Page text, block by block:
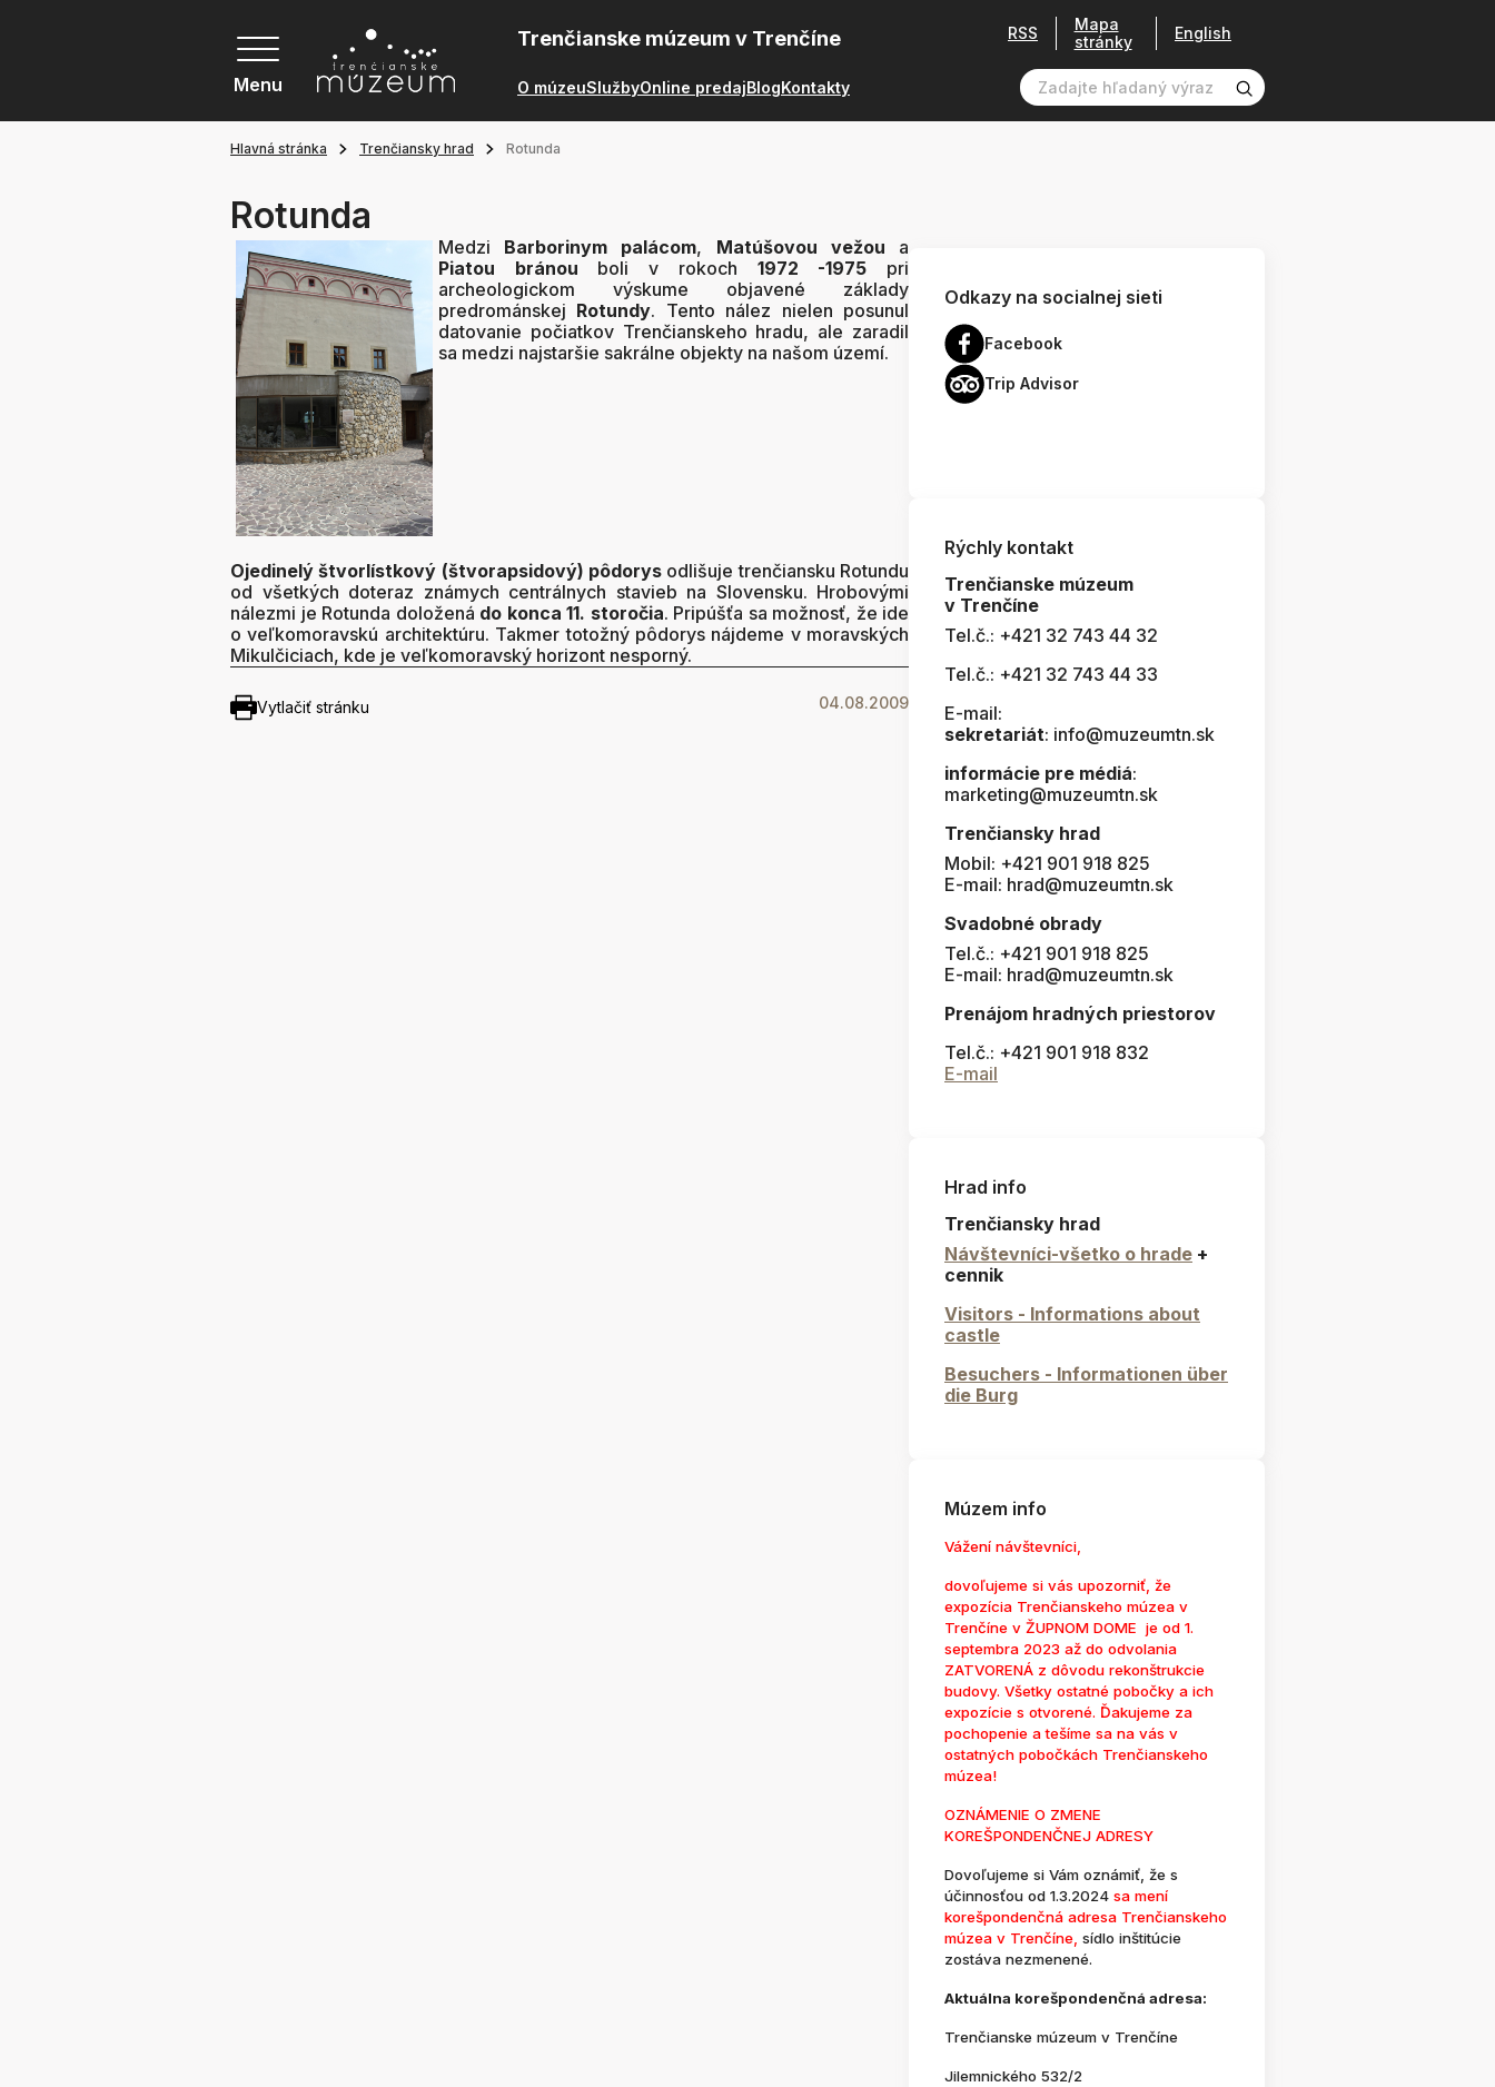
Menu
Trenčianske múzeum v Trenčíne
O múzeuSlužbyOnline predajBlogKontakty
RSS
Mapa
stránky
English
Hlavná stránka Trenčiansky hrad Rotunda
Rotunda
Medzi Barborinym palácom, Matúšovou vežou a
Piatou bránou boli v rokoch 1972 -1975 pri
archeologickom výskume objavené základy
predrománskej Rotundy. Tento nález nielen posunul
datovanie počiatkov Trenčianskeho hradu, ale zaradil
sa medzi najstaršie sakrálne objekty na našom území.
Ojedinelý štvorlístkový (štvorapsidový) pôdorys odlišuje trenčiansku Rotundu
od všetkých doteraz známych centrálnych stavieb na Slovensku. Hrobovými
nálezmi je Rotunda doložená do konca 11. storočia. Pripúšťa sa možnosť, že ide
o veľkomoravskú architektúru. Takmer totožný pôdorys nájdeme v moravských
Mikulčiciach, kde je veľkomoravský horizont nesporný.
Vytlačiť stránku 04.08.2009
Odkazy na socialnej sieti
Facebook
Trip Advisor
Rýchly kontakt
Trenčianske múzeum
v Trenčíne
Tel.č.: +421 32 743 44 32
Tel.č.: +421 32 743 44 33
E-mail:
sekretariát: info@muzeumtn.sk
informácie pre médiá:
marketing@muzeumtn.sk
Trenčiansky hrad
Mobil: +421 901 918 825
E-mail: hrad@muzeumtn.sk
Svadobné obrady
Tel.č.: +421 901 918 825
E-mail: hrad@muzeumtn.sk
Prenájom hradných priestorov
Tel.č.: +421 901 918 832
E-mail
Hrad info
Trenčiansky hrad
Návštevníci-všetko o hrade +
cennik
Visitors - Informations about
castle
Besuchers - Informationen über
die Burg
Múzem info
Vážení návštevníci,
dovoľujeme si vás upozorniť, že
expozícia Trenčianskeho múzea v
Trenčíne v ŽUPNOM DOME je od 1.
septembra 2023 až do odvolania
ZATVORENÁ z dôvodu rekonštrukcie
budovy. Všetky ostatné pobočky a ich
expozície s otvorené. Ďakujeme za
pochopenie a tešíme sa na vás v
ostatných pobočkách Trenčianskeho
múzea!
OZNÁMENIE O ZMENE
KOREŠPONDENČNEJ ADRESY
Dovoľujeme si Vám oznámiť, že s
účinnosťou od 1.3.2024 sa mení
korešpondenčná adresa Trenčianskeho
múzea v Trenčíne, sídlo inštitúcie
zostáva nezmenené.
Aktuálna korešpondenčná adresa:
Trenčianske múzeum v Trenčíne
Jilemnického 532/2